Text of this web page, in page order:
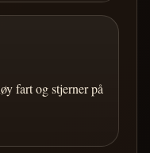
fart og stjerner på